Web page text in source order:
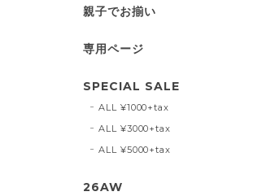
親子でお揃い
専用ページ
SPECIAL SALE
ALL ¥1000+tax
ALL ¥3000+tax
ALL ¥5000+tax
26AW